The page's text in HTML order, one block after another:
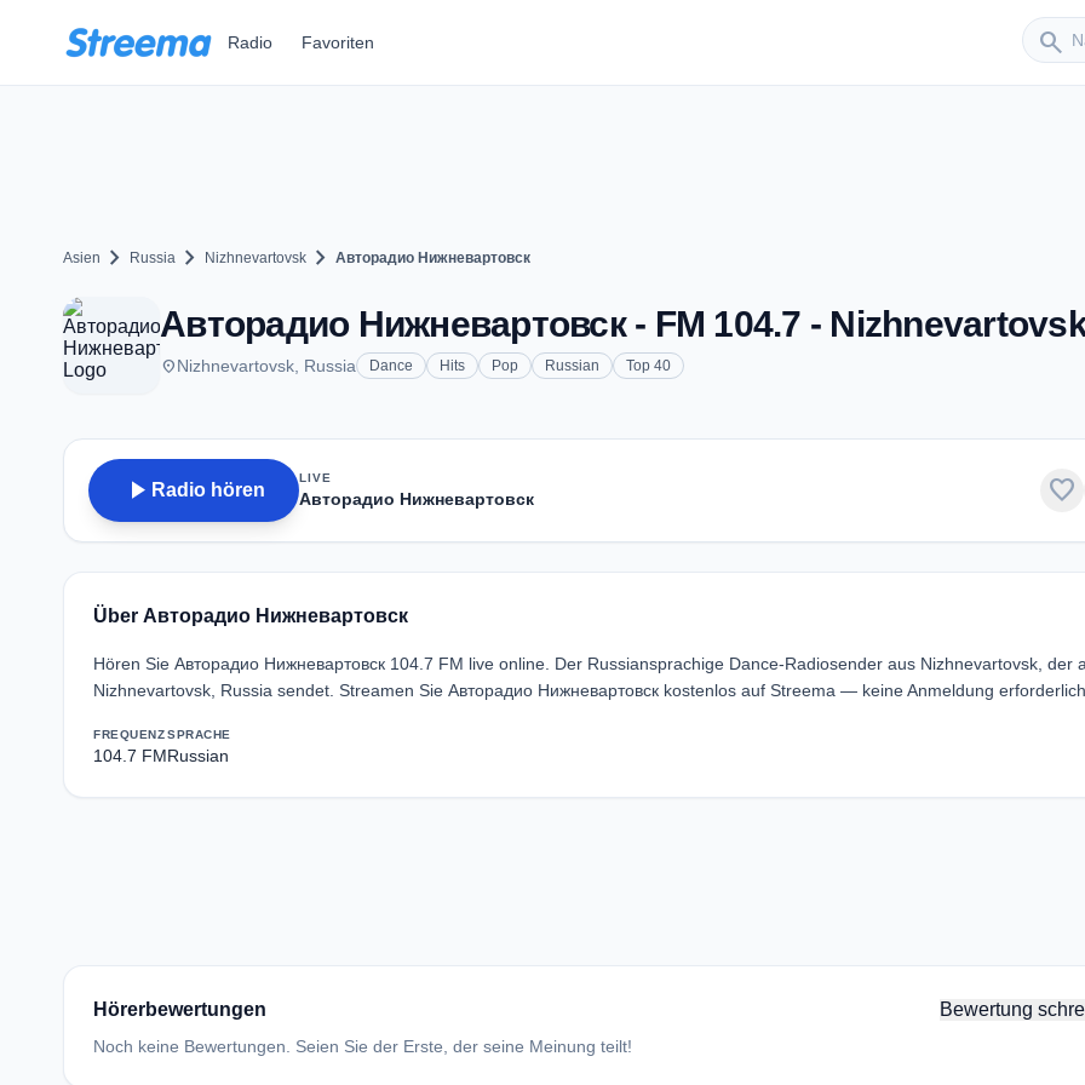
Radio Favoriten search
Sender
Asien chevron_right Russia chevron_right Nizhnevartovsk chevron_right Авторадио Нижневартовск
Авторадио Нижневартовск - FM 104.7 -
placeNizhnevartovsk, Russia Dance Hits Pop Russian Top 40
play_arrow Radio hören
LIVE
Авторадио Нижневартовск favorite
Über Авторадио Нижневартовск
Hören Sie Авторадио Нижневартовск 104.7 FM live online. Der Russiansprachige Dance-Radiosender aus Nizhnevartovsk, der
Nizhnevartovsk, Russia sendet. Streamen Sie Авторадио Нижневартовск kostenlos auf Streema — keine Anmeldung erforderlich.
FREQUENZ
104.7 FM
SPRACHE
Russian
Hörerbewertungen Bewertung
Noch keine Bewertungen. Seien Sie der Erste, der seine Meinung teilt!